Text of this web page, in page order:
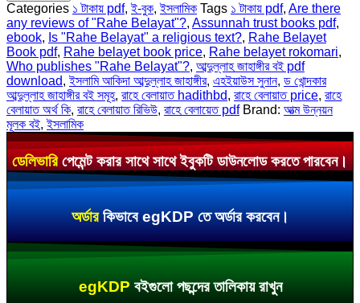
Categories ১ টাকায় pdf,ই-বুক,ইসলামিক Tags ১ টাকায় pdf, Are there
any reviews of "Rahe Belayat"?, Assunnah trust books pdf,
ebook, Is "Rahe Belayat" a religious text?, Rahe Belayet
Book pdf, Rahe belayet book price, Rahe belayet rokomari,
Who publishes "Rahe Belayat"?, আব্দুল্লাহ জাহাঙ্গীর বই pdf
download,ইসলামি আকিদা আব্দুল্লাহ জাহাঙ্গীর, এহইয়াউস সুনান, ড খোন্দকার
আব্দুল্লাহ জাহাঙ্গীর বই সমূহ, রাহে বেলায়াত hadithbd, রাহে বেলায়াত price, রাহে
বেলায়াত অর্থ কি, রাহে বেলায়াত রিভিউ, রাহে বেলায়েত pdf Brand: আত্ম উন্নয়ন
মূলক বই,ইসলামিক
ডেলিভারি পেমেন্ট করার সাথে সাথে ইবুকটি ডাউনলোড করতে পারবেন।
অর্ডার কিভাবে egKDP তে অর্ডার করবেন।
egKDP বইগুলো পছন্দের তালিকায় রাখুন